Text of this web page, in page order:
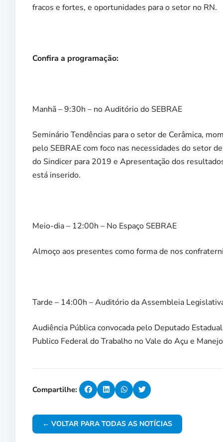
fracos e fortes, e oportunidades para o setor no RN.
Confira a programação:
Manhã – 9:30h – no Auditório do SEBRAE
Seminário Tendências para o setor de Cerâmica,
pelo SEBRAE com foco nas necessidades do setor
do Sindicer para 2019 e Apresentação dos
está inserido.
Meio-dia – 12:00h – No Espaço SEBRAE
Almoço aos presentes como forma de nos
Tarde – 14:00h – Auditório da Assembleia
Audiência Pública convocada pelo Deputado
Publico Federal do Trabalho no Vale do Açu e
Compartilhe:
← VOLTAR PARA TODAS AS NOTÍCIAS